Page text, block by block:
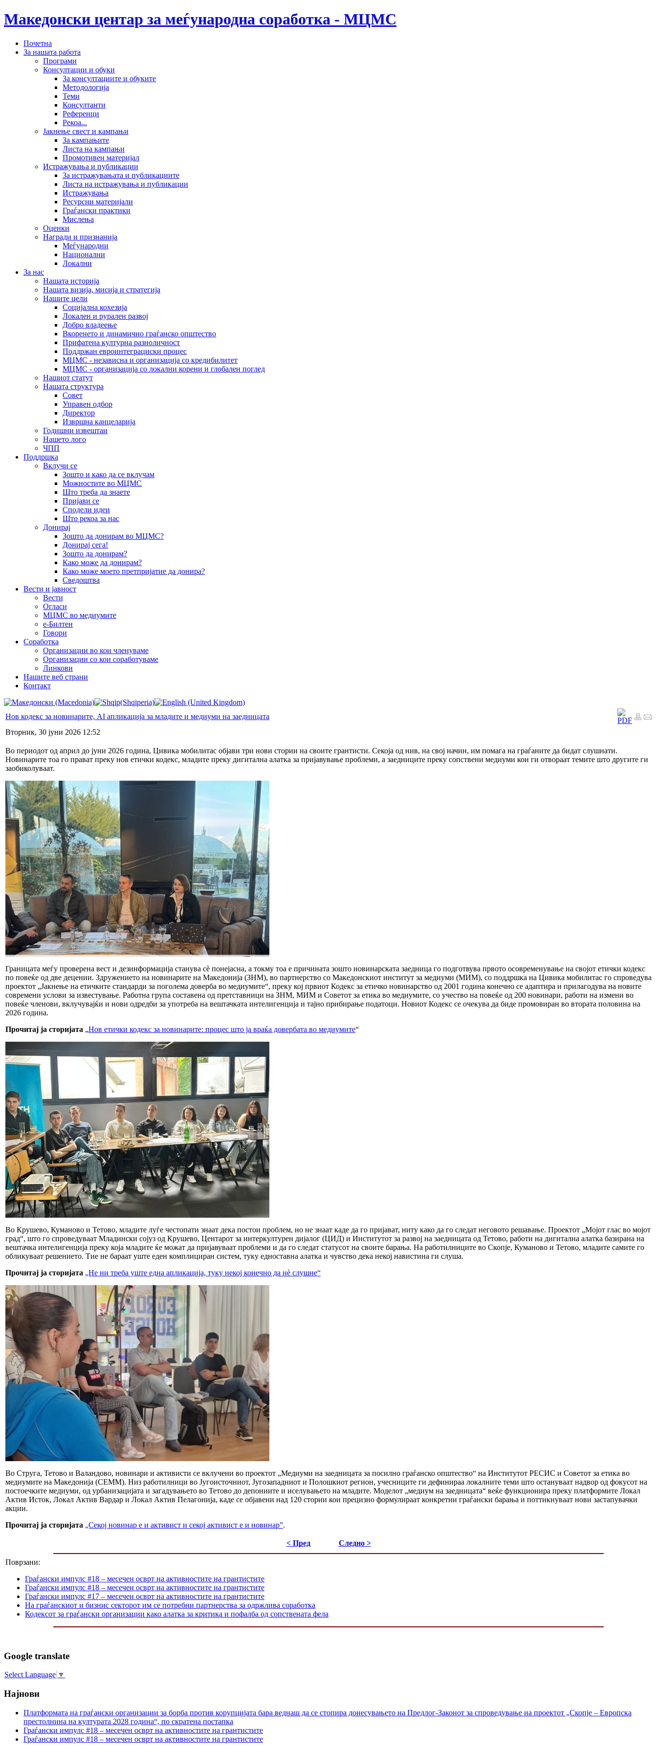
Македонски центар за меѓународна соработка - МЦМС
Почетна
За нашата работа
Програми
Консултации и обуки
За консултациите и обуките
Методологија
Теми
Консултанти
Референци
Рекоа...
Јакнење свест и кампањи
За кампањите
Листа на кампањи
Промотивен материјал
Истражувања и публикации
За истражувањата и публикациите
Листа на истражувања и публикации
Истражувања
Ресурсни материјали
Граѓански практики
Мислења
Оценки
Награди и признанија
Меѓународни
Национални
Локални
За нас
Нашата историја
Нашата визија, мисија и стратегија
Нашите цели
Социјална кохезија
Локален и рурален развој
Добро владеење
Вкоренето и динамично граѓанско општество
Прифатена културна разноличност
Поддржан евроинтеграциски процес
МЦМС - независна и организација со кредибилитет
МЦМС - организација со локални корени и глобален поглед
Нашиот статут
Нашата структура
Совет
Управен одбор
Директор
Извршна канцеларија
Годишни извештаи
Нашето лого
ЧПП
Поддршка
Вклучи се
Зошто и како да се вклучам
Можностите во МЦМС
Што треба да знаете
Пријави се
Сподели идеи
Што рекоа за нас
Донирај
Зошто да донирам во МЦМС?
Донирај сега!
Зошто да донирам?
Како може да донирам?
Како може моето претпријатие да донира?
Сведоштва
Вести и јавност
Вести
Огласи
МЦМС во медиумите
е-Билтен
Говори
Соработка
Организации во кои членуваме
Организации со кои соработуваме
Линкови
Нашите веб страни
Контакт
Нов кодекс за новинарите, AI апликација за младите и медиуми на заедницата
Вторник, 30 јуни 2026 12:52
Во периодот од април до јуни 2026 година, Цивика мобилитас објави три нови стории на своите грантисти. Секоја од нив, на свој начин, им помага на граѓаните да бидат слушнати.
Новинарите тоа го прават преку нов етички кодекс, младите преку дигитална алатка за пријавување проблеми, а заедниците преку сопствени медиуми кои ги отвораат темите што другите ги
заобиколуваат.
Границата меѓу проверена вест и дезинформација станува сè понејасна, а токму тоа е причината зошто новинарската заедница го подготвува првото осовременување на својот етички кодекс
по повеќе од две децении. Здружението на новинарите на Македонија (ЗНМ), во партнерство со Македонскиот институт за медиуми (МИМ), со поддршка на Цивика мобилитас го спроведува
проектот „Јакнење на етичките стандарди за поголема доверба во медиумите“, преку кој првиот Кодекс за етичко новинарство од 2001 година конечно се адаптира и прилагодува на новите
современи услови за известување. Работна група составена од претставници на ЗНМ, МИМ и Советот за етика во медиумите, со учество на повеќе од 200 новинари, работи на измени во
повеќе членови, вклучувајќи и нови одредби за употреба на вештачката интелигенција и тајно прибирање податоци. Новиот Кодекс се очекува да биде промовиран во втората половина на
2026 година.
Прочитај ја сторијата „Нов етички кодекс за новинарите: процес што ја враќа довербата во медиумите“
Во Крушево, Куманово и Тетово, младите луѓе честопати знаат дека постои проблем, но не знаат каде да го пријават, ниту како да го следат неговото решавање. Проектот „Мојот глас во мојот
град“, што го спроведуваат Младински сојуз од Крушево, Центарот за интеркултурен дијалог (ЦИД) и Институтот за развој на заедницата од Тетово, работи на дигитална алатка базирана на
вештачка интелигенција преку која младите ќе можат да пријавуваат проблеми и да го следат статусот на своите барања. На работилниците во Скопје, Куманово и Тетово, младите самите го
обликуваат решението. Тие не бараат уште еден комплициран систем, туку едноставна алатка и чувство дека некој навистина ги слуша.
Прочитај ја сторијата „Не ни треба уште една апликација, туку некој конечно да нè слушне“
Во Струга, Тетово и Валандово, новинари и активисти се вклучени во проектот „Медиуми на заедницата за посилно граѓанско општество“ на Институтот РЕСИС и Советот за етика во
медиумите на Македонија (СЕММ). Низ работилници во Југоисточниот, Југозападниот и Полошкиот регион, учесниците ги дефинираа локалните теми што остануваат надвор од фокусот на
постоечките медиуми, од урбанизацијата и загадувањето во Тетово до депониите и иселувањето на младите. Моделот „медиум на заедницата“ веќе функционира преку платформите Локал
Актив Исток, Локал Актив Вардар и Локал Актив Пелагонија, каде се објавени над 120 стории кои прецизно формулираат конкретни граѓански барања и поттикнуваат нови застапувачки
акции.
Прочитај ја сторијата „Секој новинар е и активист и секој активист е и новинар”.
< Пред Следно >
Поврзани:
Граѓански импулс #18 – месечен осврт на активностите на грантистите
Граѓански импулс #18 – месечен осврт на активностите на грантистите
Граѓански импулс #17 – месечен осврт на активностите на грантистите
На граѓанскиот и бизнис секторот им се потребни партнерства за одржлива соработка
Кодексот за граѓански организации како алатка за критика и пофалба од сопствената фела
Google translate
Select Language ▼
Најнови
Платформата на граѓански организации за борба против корупцијата бара веднаш да се стопира донесувањето на Предлог-Законот за спроведување на проектот „Скопје – Европска
престолнина на културата 2028 година“, по скратена постапка
Граѓански импулс #18 – месечен осврт на активностите на грантистите
Граѓански импулс #18 – месечен осврт на активностите на грантистите